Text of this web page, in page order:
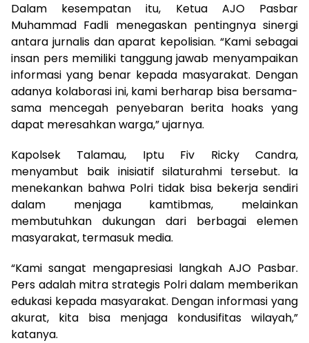
Dalam kesempatan itu, Ketua AJO Pasbar
Muhammad Fadli menegaskan pentingnya sinergi
antara jurnalis dan aparat kepolisian. “Kami sebagai
insan pers memiliki tanggung jawab menyampaikan
informasi yang benar kepada masyarakat. Dengan
adanya kolaborasi ini, kami berharap bisa bersama-
sama mencegah penyebaran berita hoaks yang
dapat meresahkan warga,” ujarnya.
Kapolsek Talamau, Iptu Fiv Ricky Candra,
menyambut baik inisiatif silaturahmi tersebut. Ia
menekankan bahwa Polri tidak bisa bekerja sendiri
dalam menjaga kamtibmas, melainkan
membutuhkan dukungan dari berbagai elemen
masyarakat, termasuk media.
“Kami sangat mengapresiasi langkah AJO Pasbar.
Pers adalah mitra strategis Polri dalam memberikan
edukasi kepada masyarakat. Dengan informasi yang
akurat, kita bisa menjaga kondusifitas wilayah,”
katanya.